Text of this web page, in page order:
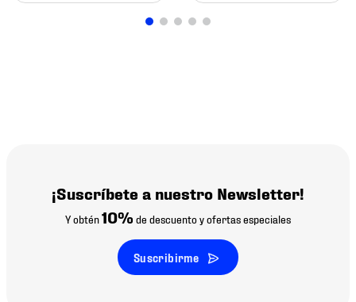
¡Suscríbete a nuestro Newsletter!
Y obtén10% de descuento y ofertas especiales
Suscribirme